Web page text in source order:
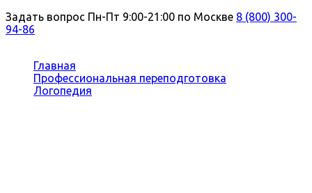
Задать вопрос Пн-Пт 9:00-21:00 по Москве 8 (800) 300-
94-86
Главная
Профессиональная переподготовка
Логопедия